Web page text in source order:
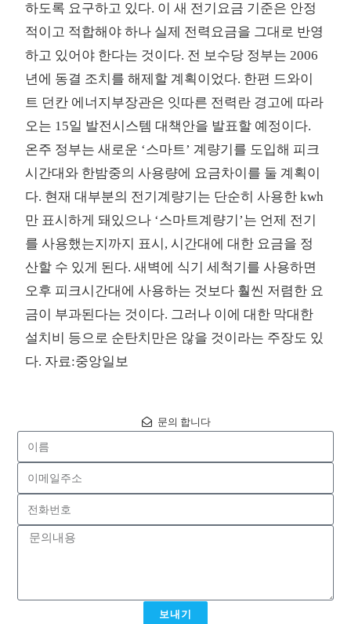
하도록 요구하고 있다. 이 새 전기요금 기준은 안정
적이고 적합해야 하나 실제 전력요금을 그대로 반영
하고 있어야 한다는 것이다. 전 보수당 정부는 2006
년에 동결 조치를 해제할 계획이었다. 한편 드와이
트 던칸 에너지부장관은 잇따른 전력란 경고에 따라
오는 15일 발전시스템 대책안을 발표할 예정이다.
온주 정부는 새로운 ‘스마트’ 계량기를 도입해 피크
시간대와 한밤중의 사용량에 요금차이를 둘 계획이
다. 현재 대부분의 전기계량기는 단순히 사용한 kwh
만 표시하게 돼있으나 ‘스마트계량기’는 언제 전기
를 사용했는지까지 표시, 시간대에 대한 요금을 정
산할 수 있게 된다. 새벽에 식기 세척기를 사용하면
오후 피크시간대에 사용하는 것보다 훨씬 저렴한 요
금이 부과된다는 것이다. 그러나 이에 대한 막대한
설치비 등으로 순탄치만은 않을 것이라는 주장도 있
다. 자료:중앙일보
문의 합니다
보내기